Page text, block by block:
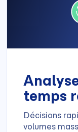
temps
Décisions
volumes